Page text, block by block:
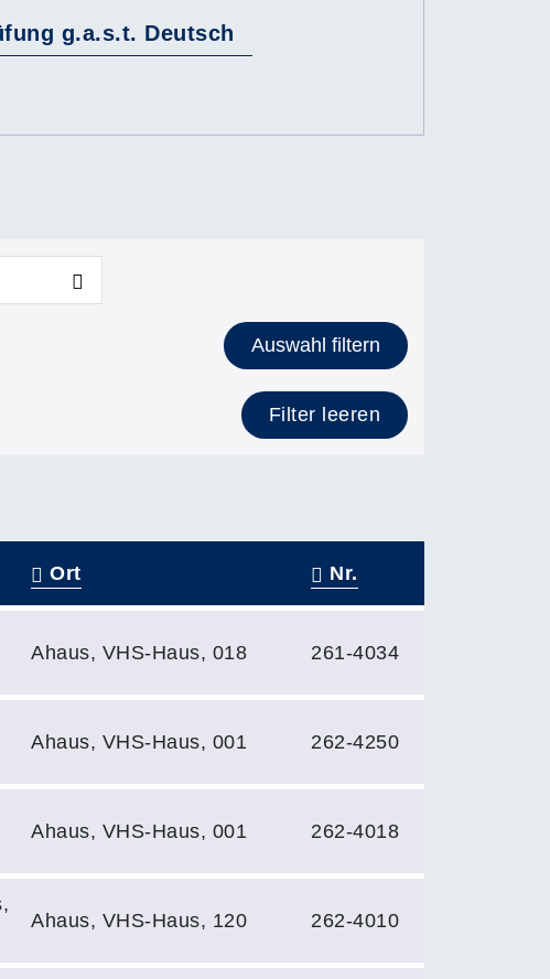
g.a.s.t. Deutsch
Auswahl filtern
Filter leeren
Ort Nr.
Ahaus, VHS-Haus, 018 261-4034
Ahaus, VHS-Haus, 001 262-4250
Ahaus, VHS-Haus, 001 262-4018
Ahaus, VHS-Haus, 120 262-4010